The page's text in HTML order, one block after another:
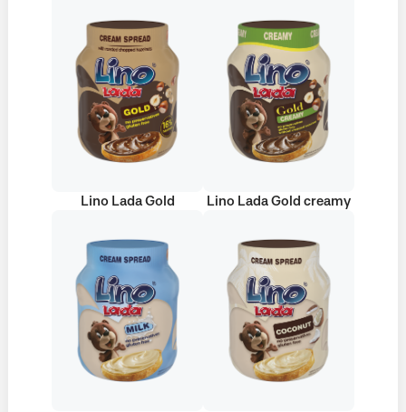
Lino Lada Gold Lino Lada Gold creamy